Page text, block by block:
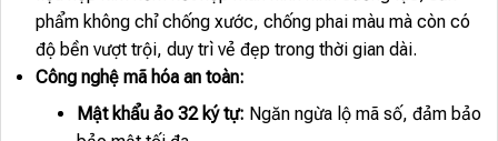
phẩm không chỉ chống xước, chống phai màu mà còn có
độ bền vượt trội, duy trì vẻ đẹp trong thời gian dài.
Công nghệ mã hóa an toàn:
Mật khẩu ảo 32 ký tự: Ngăn ngừa lộ mã số, đảm bảo